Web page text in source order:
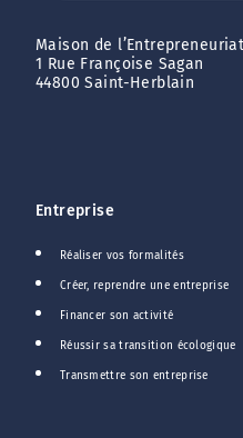
Maison de
1 Rue Françoise Sagan
44800 Saint-Herblain
Entreprise
Réaliser vos formalités
Créer, reprendre une entreprise
Financer son activité
Réussir sa transition écologique
Transmettre son entreprise